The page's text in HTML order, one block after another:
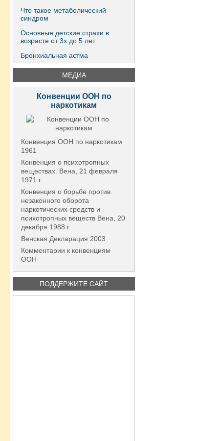
Что такое метаболический
синдром
Основные детские страхи в
возрасте от 3х до 5 лет
Бронхиальная астма
МЕДИА
Конвенции ООН по
наркотикам
Конвенция ООН по наркотикам
1961
Конвенция о психотропных
веществах. Вена, 21 февраля
1971 г.
Конвенция о борьбе против
незаконного оборота
наркотических средств и
психотропных веществ Вена, 20
декабря 1988 г.
Венская Декларация 2003
Комментарии к конвенциям
ООН
ПОДДЕРЖИТЕ САЙТ